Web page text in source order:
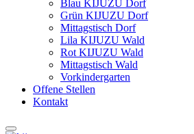
Blau KIJUZU Dorf
Grün KIJUZU Dorf
Mittagstisch Dorf
Lila KIJUZU Wald
Rot KIJUZU Wald
Mittagstisch Wald
Vorkindergarten
Offene Stellen
Kontakt